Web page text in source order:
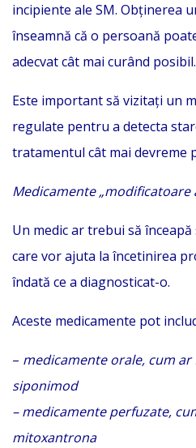
incipiente ale SM. Obținerea
înseamnă că o persoană
adecvat cât mai curând posibil.
Este important să vizitați un
regulate pentru a detecta
tratamentul cât mai devreme
Medicamente „modificatoare
Un medic ar trebui să
care vor ajuta la încetinirea
îndată ce a diagnosticat-o.
Aceste medicamente pot
– medicamente orale, cum
siponimod
– medicamente perfuzate,
mitoxantrona